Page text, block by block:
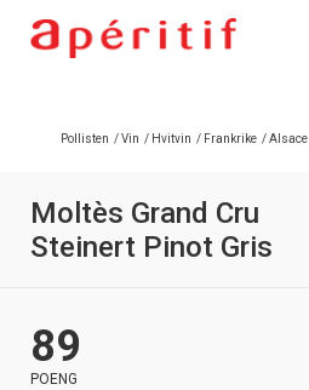
Pollisten /Vin / Hvitvin / Frankrike /Alsace
Moltès Grand Cru
Steinert Pinot Gris
89
POENG